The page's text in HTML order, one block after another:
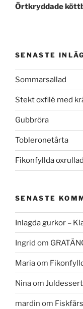
inlägg
Örtkryddade
SENASTE
Sommarsallad
Stekt oxfilé med
Gubbröra
Tobleronetårta
Fikonfyllda
SENASTE
Inlagda gurkor –
Ingrid om
Mariaom
Ninaom Juldessert
mardin om Fiskfärs